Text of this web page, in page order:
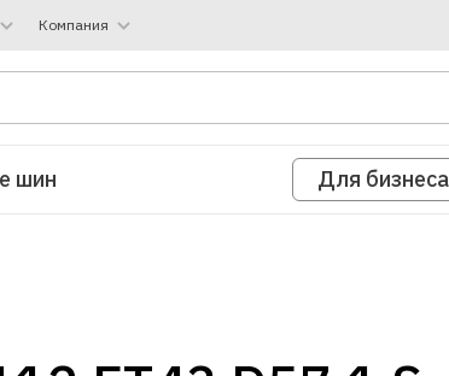
Компания
шин Для бизнеса